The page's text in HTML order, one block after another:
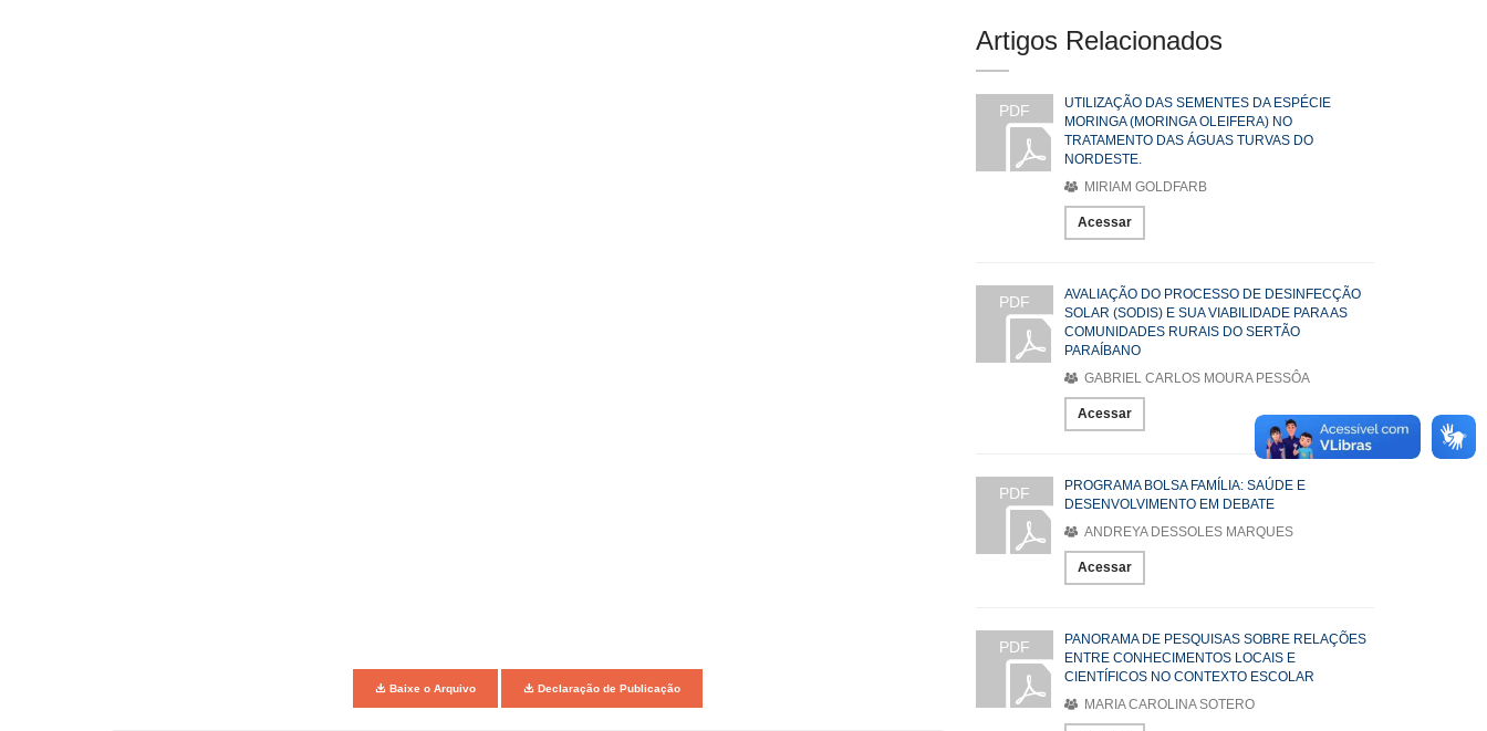
Baixe o Arquivo Declaração de Publicação
Artigos Relacionados
PDF
UTILIZAÇÃO DAS SEMENTES DA ESPÉCIE
MORINGA (MORINGA OLEIFERA) NO
TRATAMENTO DAS ÁGUAS TURVAS DO
NORDESTE.
MIRIAM GOLDFARB
Acessar
PDF
AVALIAÇÃO DO PROCESSO DE DESINFECÇÃO
SOLAR (SODIS) E SUA VIABILIDADE PARA AS
COMUNIDADES RURAIS DO SERTÃO
PARAÍBANO
GABRIEL CARLOS MOURA PESSÔA
Acessar
PDF
PROGRAMA BOLSA FAMÍLIA: SAÚDE E
DESENVOLVIMENTO EM DEBATE
ANDREYA DESSOLES MARQUES
Acessar
PDF
PANORAMA DE PESQUISAS SOBRE RELAÇÕES
ENTRE CONHECIMENTOS LOCAIS E
CIENTÍFICOS NO CONTEXTO ESCOLAR
MARIA CAROLINA SOTERO